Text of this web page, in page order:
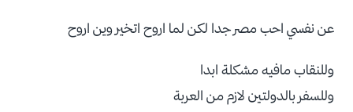
عن نفسي احب مصر جدا لكن لما اروح اتخير وين اروح
وللنقاب مافيه مشكلة ابدا
وللسفر بالدولتين لازم من العربة